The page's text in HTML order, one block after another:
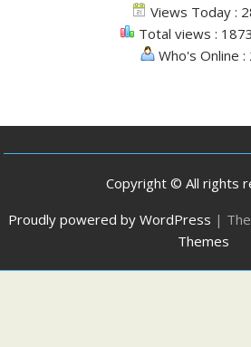
Views Today :
Total views :
Who's Online :
Copyright © All rights
Proudly powered by WordPress |
Themes